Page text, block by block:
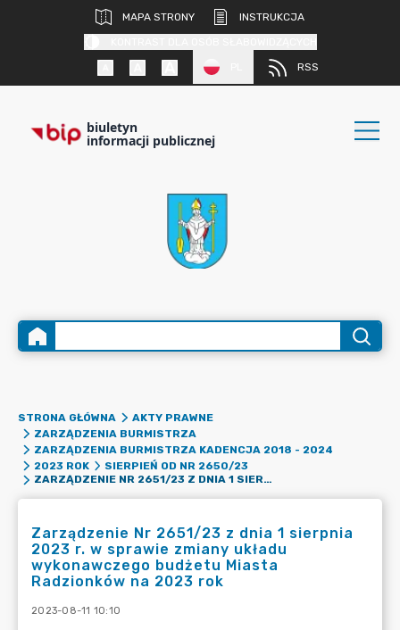
MAPA STRONY
INSTRUKCJA
RSS
biuletyn
informacji publicznej
STRONA GŁÓWNA
AKTY PRAWNE
ZARZĄDZENIA BURMISTRZA
ZARZĄDZENIA BURMISTRZA KADENCJA 2018 - 2024
2023 ROK
SIERPIEŃ OD NR 2650/23
ZARZĄDZENIE NR 2651/23 Z DNIA 1 SIERPNIA 2023 R. W SPRAWIE ZMIANY UKŁADU WYKONAWCZEGO BUDŻETU MIASTA RADZIONKÓW NA 2023 ROK
Zarządzenie Nr 2651/23 z dnia 1 sierpnia
2023 r. w sprawie zmiany układu
wykonawczego budżetu Miasta
Radzionków na 2023 rok
2023-08-11 10:10